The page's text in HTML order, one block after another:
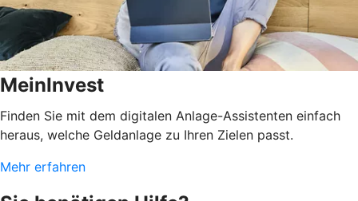
MeinInvest
Finden Sie mit dem digitalen Anlage-Assistenten einfach
heraus, welche Geldanlage zu Ihren Zielen passt.
Mehr erfahren